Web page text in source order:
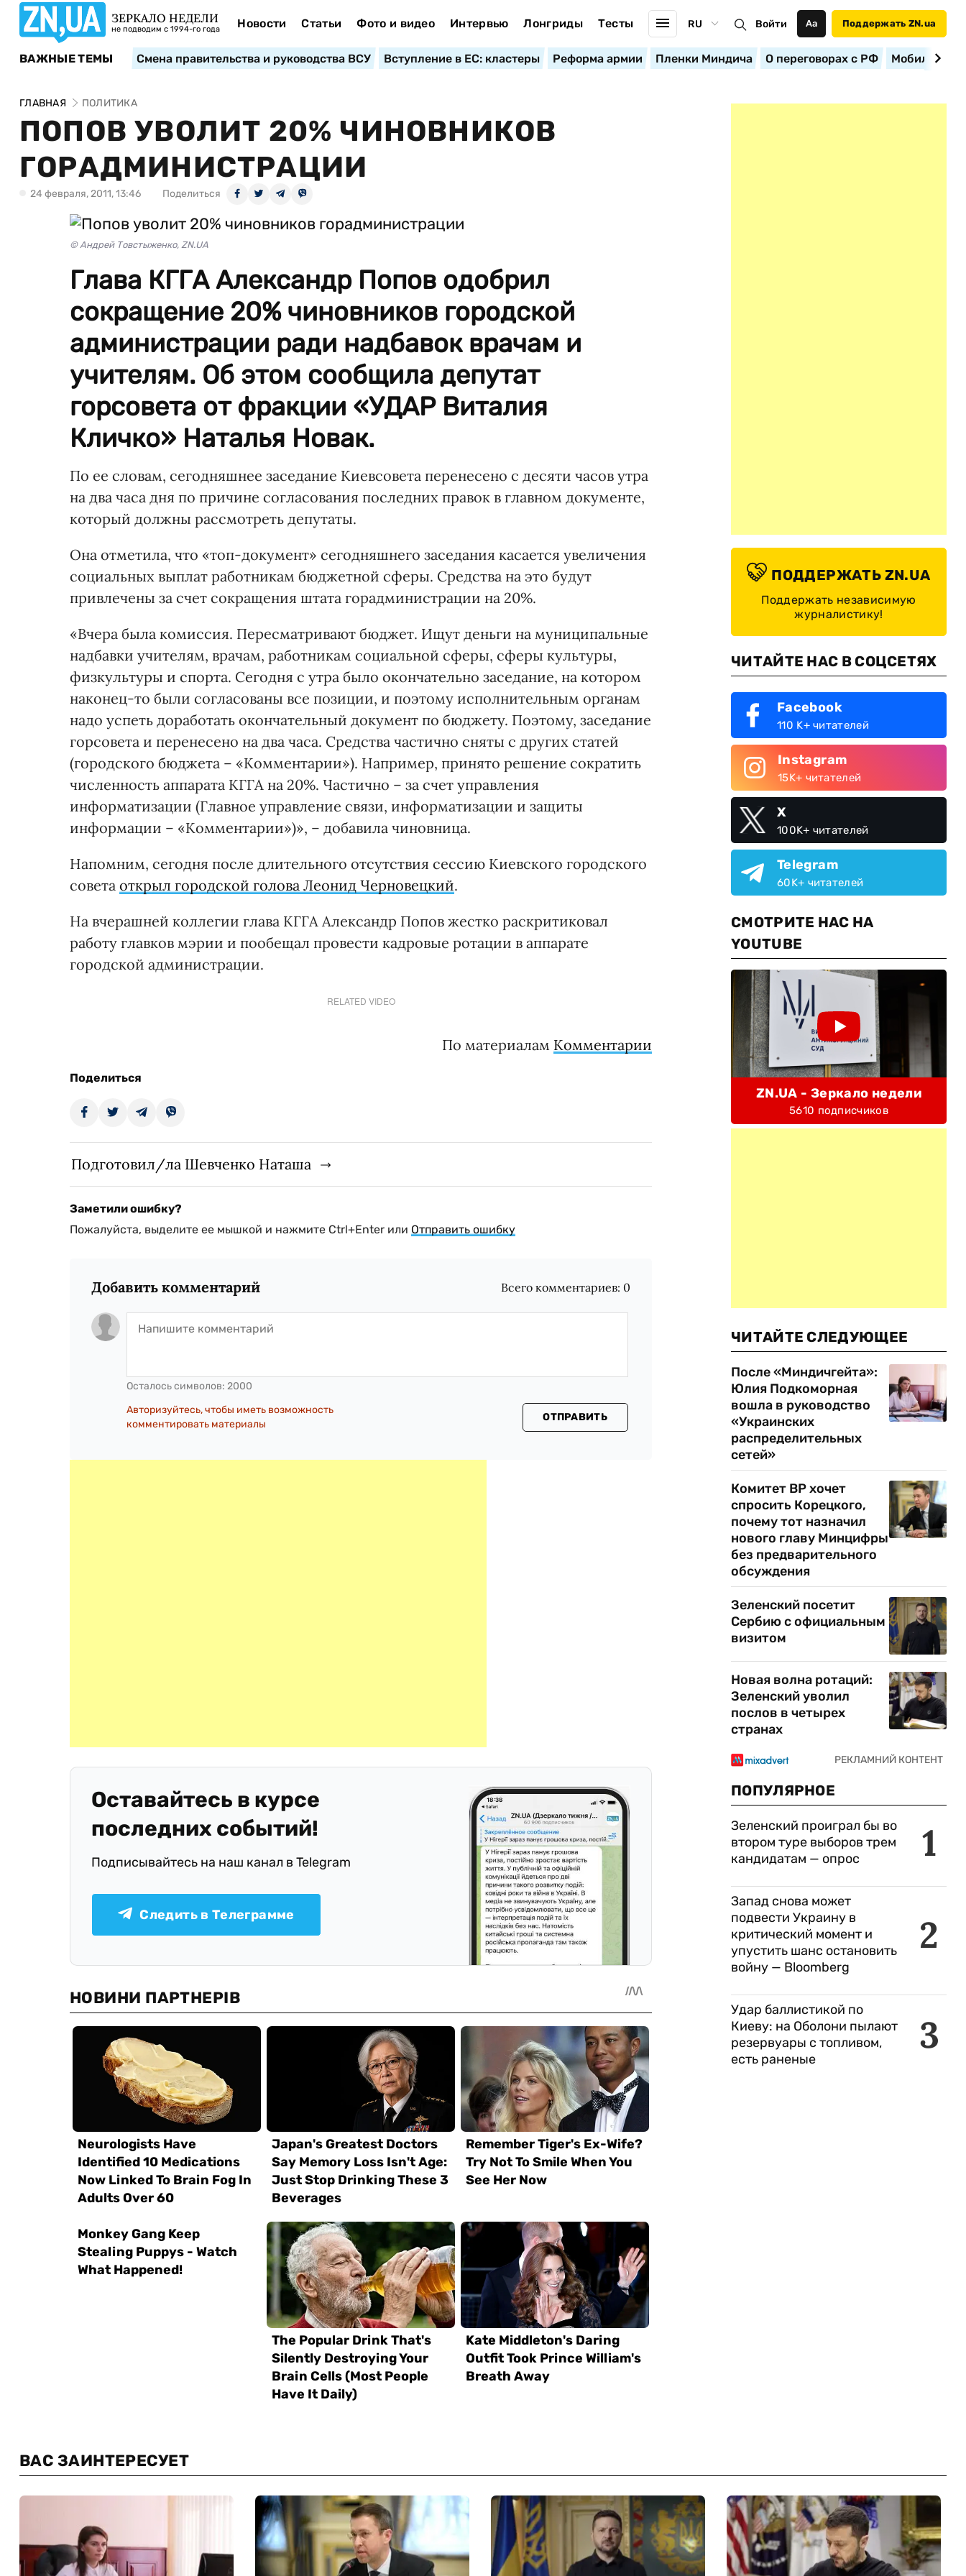
ЗЕРКАЛО НЕДЕЛИ
не подводим с 1994-го года Новости Статьи Фото и видео Интервью Лонгриды Тесты RU Войти Аа Поддержать ZN.ua
ВАЖНЫЕ ТЕМЫ Смена правительства и руководства ВСУ Вступление в ЕС: кластеры Реформа армии Пленки Миндича О переговорах с РФ
ГЛАВНАЯ ПОЛИТИКА
ПОПОВ УВОЛИТ 20% ЧИНОВНИКОВ
ГОРАДМИНИСТРАЦИИ
24 февраля, 2011, 13:46 Поделиться
© Андрей Товстыженко, ZN.UA
Глава КГГА Александр Попов одобрил
сокращение 20% чиновников городской
администрации ради надбавок врачам и
учителям. Об этом сообщила депутат
горсовета от фракции «УДАР Виталия
Кличко» Наталья Новак.
По ее словам, сегодняшнее заседание Киевсовета перенесено с десяти часов утра
на два часа дня по причине согласования последних правок в главном документе,
который должны рассмотреть депутаты.
Она отметила, что «топ-документ» сегодняшнего заседания касается увеличения
социальных выплат работникам бюджетной сферы. Средства на это будут
привлечены за счет сокращения штата горадминистрации на 20%.
«Вчера была комиссия. Пересматривают бюджет. Ищут деньги на муниципальные
надбавки учителям, врачам, работникам социальной сферы, сферы культуры,
физкультуры и спорта. Сегодня с утра было окончательно заседание, на котором
наконец-то были согласованы все позиции, и поэтому исполнительным органам
надо успеть доработать окончательный документ по бюджету. Поэтому, заседание
горсовета и перенесено на два часа. Средства частично сняты с других статей
(городского бюджета – «Комментарии»). Например, принято решение сократить
численность аппарата КГГА на 20%. Частично – за счет управления
информатизации (Главное управление связи, информатизации и защиты
информации – «Комментарии»)», – добавила чиновница.
Напомним, сегодня после длительного отсутствия сессию Киевского городского
совета открыл городской голова Леонид Черновецкий.
На вчерашней коллегии глава КГГА Александр Попов жестко раскритиковал
работу главков мэрии и пообещал провести кадровые ротации в аппарате
городской администрации.
RELATED VIDEO
По материалам Комментарии
Поделиться
Подготовил/ла Шевченко Наташа
Заметили ошибку?
Пожалуйста, выделите ее мышкой и нажмите Ctrl+Enter или Отправить ошибку
Добавить комментарий Всего комментариев: 0
Осталось символов: 2000
Авторизуйтесь, чтобы иметь возможность
комментировать материалы
ОТПРАВИТЬ
Оставайтесь в курсе
последних событий!
Подписывайтесь на наш канал в Telegram
Следить в Телеграмме
ПОДДЕРЖАТЬ ZN.UA
Поддержать независимую
журналистику!
ЧИТАЙТЕ НАС В СОЦСЕТЯХ
Facebook
110 K+ читателей
Instagram
15K+ читателей
X
100K+ читателей
Telegram
60K+ читателей
СМОТРИТЕ НАС НА
YOUTUBE
ZN.UA - Зеркало недели
5610 подписчиков
ЧИТАЙТЕ СЛЕДУЮЩЕЕ
После «Миндичгейта»:
Юлия Подкоморная
вошла в руководство
«Украинских
распределительных
сетей»
Комитет ВР хочет
спросить Корецкого,
почему тот назначил
нового главу Минцифры
без предварительного
обсуждения
Зеленский посетит
Сербию с официальным
визитом
Новая волна ротаций:
Зеленский уволил
послов в четырех
странах
ПОПУЛЯРНОЕ
1
Зеленский проиграл бы во
втором туре выборов трем
кандидатам — опрос
2
Запад снова может
подвести Украину в
критический момент и
упустить шанс остановить
войну — Bloomberg
3
Удар баллистикой по
Киеву: на Оболони пылают
резервуары с топливом,
есть раненые
ВАС ЗАИНТЕРЕСУЕТ